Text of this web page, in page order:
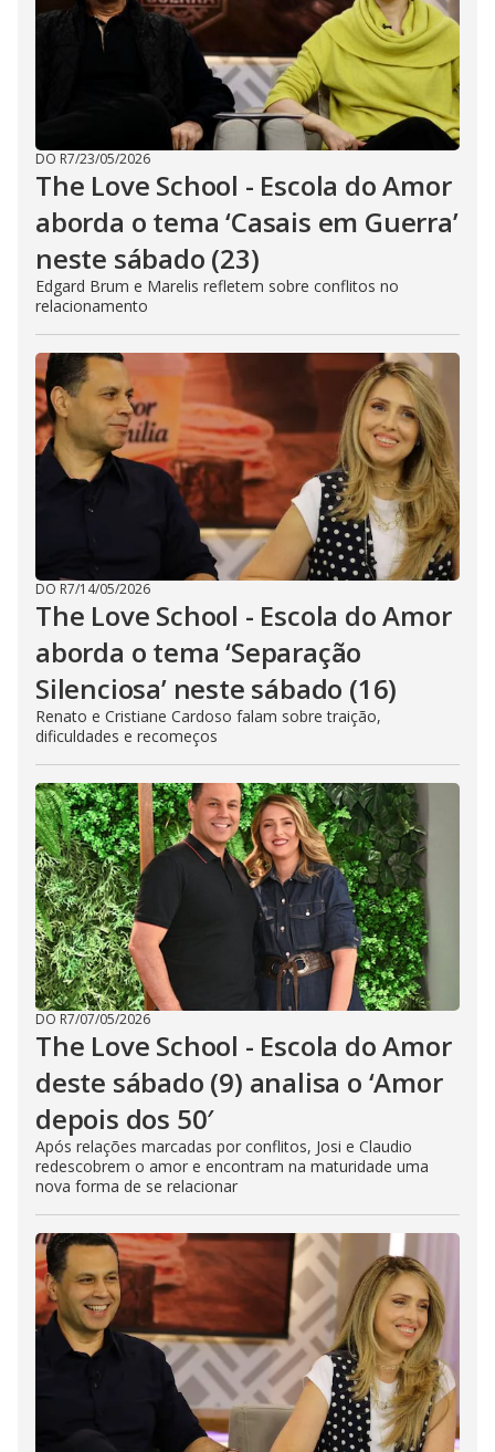
DO R7/23/05/2026
The Love School - Escola do Amor
aborda o tema ‘Casais em Guerra’
neste sábado (23)
Edgard Brum e Marelis refletem sobre conflitos no
relacionamento
DO R7/14/05/2026
The Love School - Escola do Amor
aborda o tema ‘Separação
Silenciosa’ neste sábado (16)
Renato e Cristiane Cardoso falam sobre traição,
dificuldades e recomeços
DO R7/07/05/2026
The Love School - Escola do Amor
deste sábado (9) analisa o ‘Amor
depois dos 50′
Após relações marcadas por conflitos, Josi e Claudio
redescobrem o amor e encontram na maturidade uma
nova forma de se relacionar